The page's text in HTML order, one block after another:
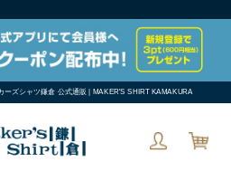
ーズシャツ鎌倉 公式通販 | MAKER'S SHIRT KAMAKURA